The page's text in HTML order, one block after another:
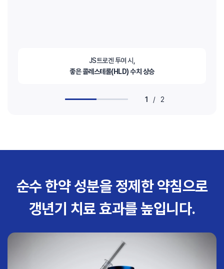
JS트로겐 투여 시,
좋은 콜레스테롤(HLD) 수치 상승
1 / 2
순수 한약 성분을 정제한 약침으로
갱년기 치료 효과를 높입니다.